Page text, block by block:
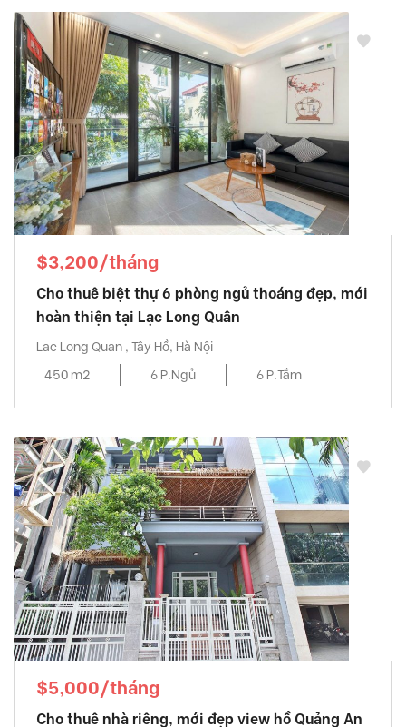
$3,200/tháng
Cho thuê biệt thự 6 phòng ngủ thoáng đẹp, mới
hoàn thiện tại Lạc Long Quân
Lac Long Quan , Tây Hồ, Hà Nội
450 m2
6 P.Ngủ 6 P.Tắm
$5,000/tháng
Cho thuê nhà riêng, mới đẹp view hồ Quảng An